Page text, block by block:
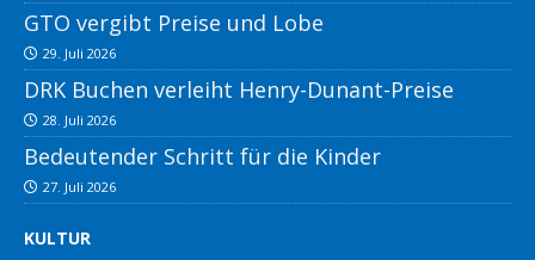
GTO vergibt Preise und Lobe
29. Juli 2026
DRK Buchen verleiht Henry-Dunant-Preise
28. Juli 2026
Bedeutender Schritt für die Kinder
27. Juli 2026
KULTUR